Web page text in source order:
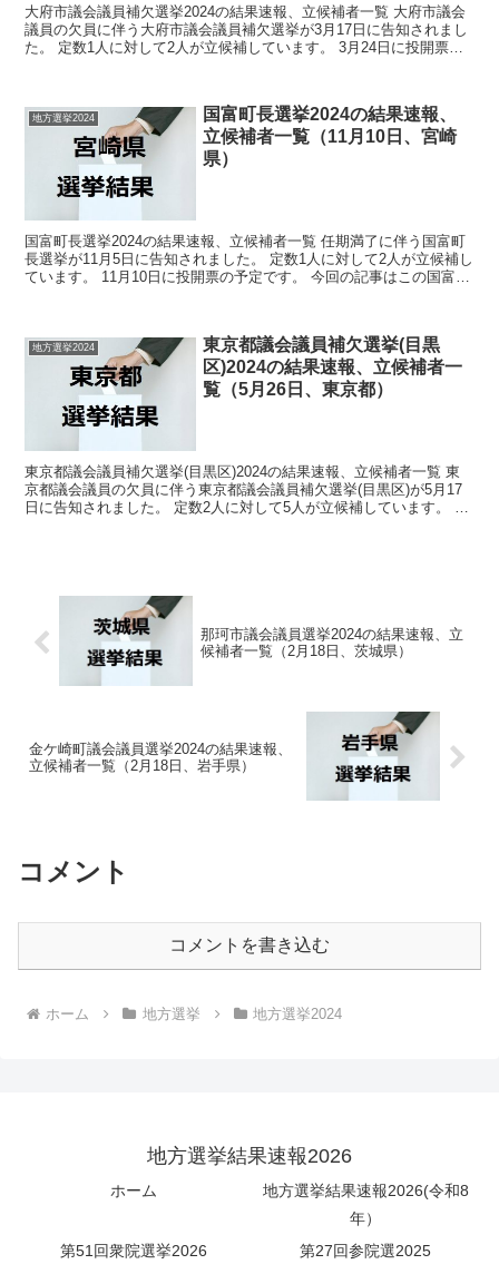
大府市議会議員補欠選挙2024の結果速報、立候補者一覧 大府市議会
議員の欠員に伴う大府市議会議員補欠選挙が3月17日に告知されまし
た。 定数1人に対して2人が立候補しています。 3月24日に投開票の
地方選挙2024
国富町長選挙2024の結果速報、
立候補者一覧（11月10日、宮崎
県）
国富町長選挙2024の結果速報、立候補者一覧 任期満了に伴う国富町
長選挙が11月5日に告知されました。 定数1人に対して2人が立候補し
ています。 11月10日に投開票の予定です。 今回の記事はこの国富町
地方選挙2024
東京都議会議員補欠選挙(目黒
区)2024の結果速報、立候補者一
覧（5月26日、東京都）
東京都議会議員補欠選挙(目黒区)2024の結果速報、立候補者一覧 東
京都議会議員の欠員に伴う東京都議会議員補欠選挙(目黒区)が5月17
日に告知されました。 定数2人に対して5人が立候補しています。 5
那珂市議会議員選挙2024の結果速報、立
候補者一覧（2月18日、茨城県）
金ケ崎町議会議員選挙2024の結果速報、
立候補者一覧（2月18日、岩手県）
コメント
コメントを書き込む
ホーム 地方選挙 地方選挙2024
地方選挙結果速報2026
ホーム
地方選挙結果速報2026(令和8
年）
第51回衆院選挙2026
第27回参院選2025